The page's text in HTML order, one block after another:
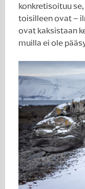
konkretisoituu
toisilleen ovat –
ovat kaksistaan
muilla ei ole